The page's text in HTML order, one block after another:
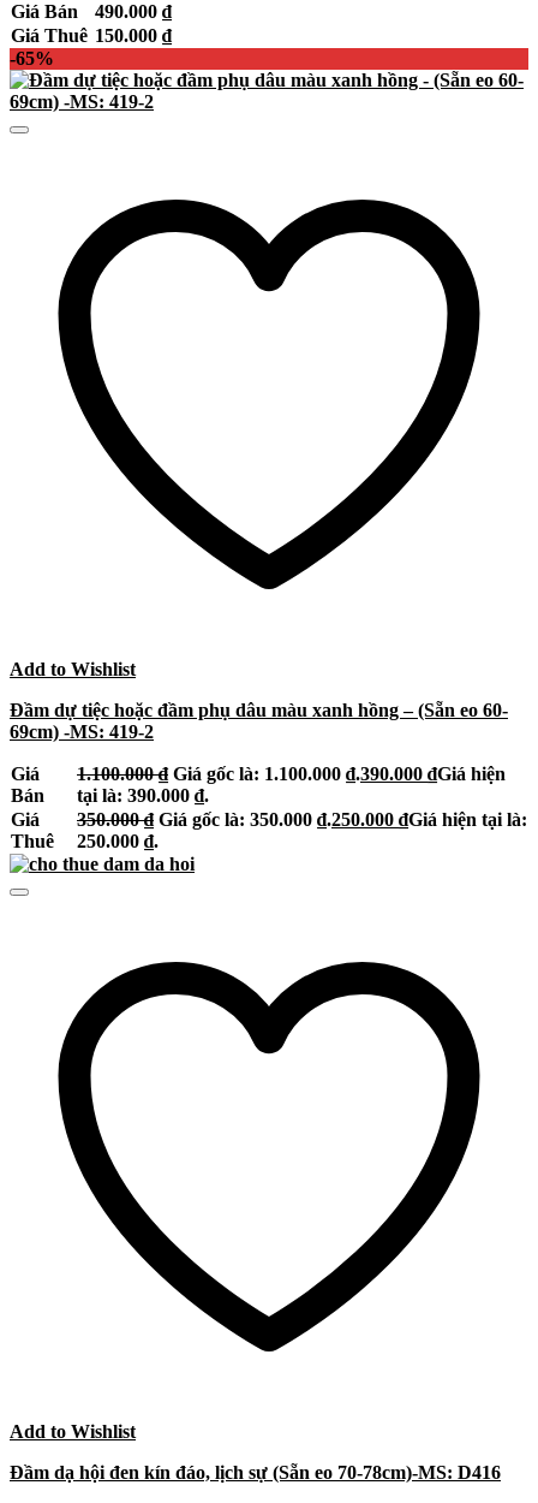
Giá Bán 490.000 ₫
Giá Thuê 150.000 ₫
-65%
Add to Wishlist
Đầm dự tiệc hoặc đầm phụ dâu màu xanh hồng – (Sẵn eo 60-
69cm) -MS: 419-2
Giá
Bán
1.100.000₫ Giá gốc là: 1.100.000 ₫.390.000 ₫Giá hiện
tại là: 390.000 ₫.
Giá
Thuê
350.000₫ Giá gốc là: 350.000 ₫.250.000 ₫Giá hiện tại là:
250.000 ₫.
Add to Wishlist
Đầm dạ hội đen kín đáo, lịch sự (Sẵn eo 70-78cm)-MS: D416